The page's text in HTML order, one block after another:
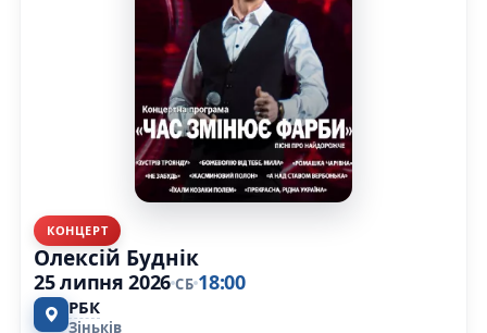
КОНЦЕРТ
Олексій Буднік
25 липня 2026 СБ 18:00
РБК
Зіньків